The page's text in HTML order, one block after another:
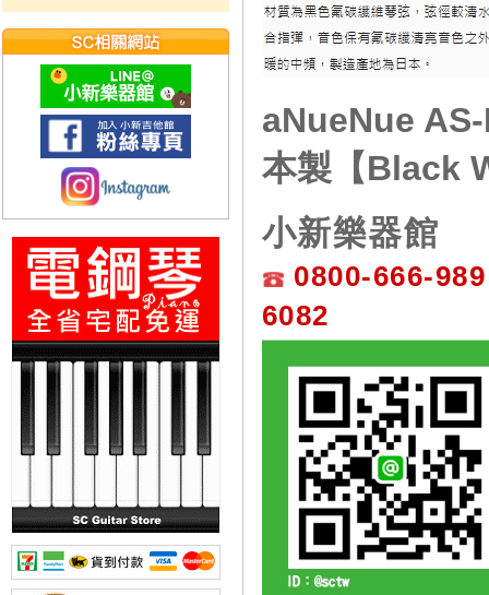
aNueNue
本製【Black
小新樂器館
0800-666-989
6082